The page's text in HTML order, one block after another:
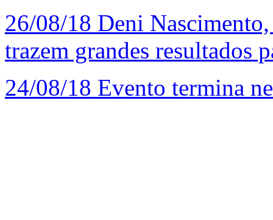
26/08/18 Deni
trazem grandes resultados
24/08/18 Evento termina